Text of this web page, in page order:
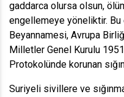
gaddarca olursa olsun,
engellemeye yöneliktir. Bu
Beyannamesi, Avrupa
Milletler Genel Kurulu
Protokolünde korunan
Suriyeli sivillere ve